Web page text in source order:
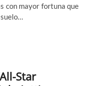
con mayor fortuna que
Star